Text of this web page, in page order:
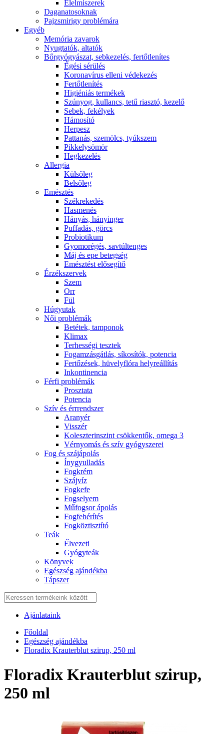
É́lelmiszerek
Daganatosoknak
Pajzsmirigy problémára
Egyéb
Memória zavarok
Nyugtatók, altatók
Bőrgyógyászat, sebkezelés, fertőtlenítes
É́gési sérülés
Koronavírus elleni védekezés
Fertőtlenítés
Higiéniás termékek
Szúnyog, kullancs, tetű riasztó, kezelő
Sebek, fekélyek
Hámosító
Herpesz
Pattanás, szemölcs, tyúkszem
Pikkelysömör
Hegkezelés
Allergia
Külsőleg
Belsőleg
Emésztés
Székrekedés
Hasmenés
Hányás, hányinger
Puffadás, görcs
Probiotikum
Gyomorégés, savtúltenges
Máj és epe betegség
Emésztést elősegítő
Érzékszervek
Szem
Orr
Fül
Húgyutak
Női problémák
Betétek, tamponok
Klimax
Terhességi tesztek
Fogamzásgátlás, síkosítók, potencia
Fertőzések, hüvelyflóra helyreállítás
Inkontinencia
Férfi problémák
Prosztata
Potencia
Szív és érrrendszer
Aranyér
Visszér
Koleszterinszint csökkentők, omega 3
Vérnyomás és szív gyógyszerei
Fog és szájápolás
Í́nygyulladás
Fogkrém
Szájvíz
Fogkefe
Fogselyem
Műfogsor ápolás
Fogfehérítés
Fogköztisztító
Teák
É́lvezeti
Gyógyteák
Könyvek
Egészség ajándékba
Tápszer
Ajánlataink
Főoldal
Egészség ajándékba
Floradix Krauterblut szirup, 250 ml
Floradix Krauterblut szirup,
250 ml